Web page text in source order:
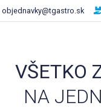
objednavky@tgastro.sk
VŠETKO
NA